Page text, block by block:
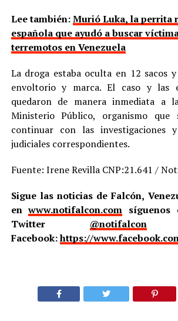
Lee también:Murió Luka, la perrita
española que ayudó a buscar
terremotos en Venezuela
La droga estaba oculta en 12 sacos
envoltorio y marca. El caso y las
quedaron de manera inmediata a
Ministerio Público, organismo que
continuar con las investigaciones
judiciales correspondientes.
Fuente: Irene Revilla CNP:21.641 /
Sigue las noticias de Falcón,
enwww.notifalcon.com síguenos
Twitter @notifalcony
Facebook:https://